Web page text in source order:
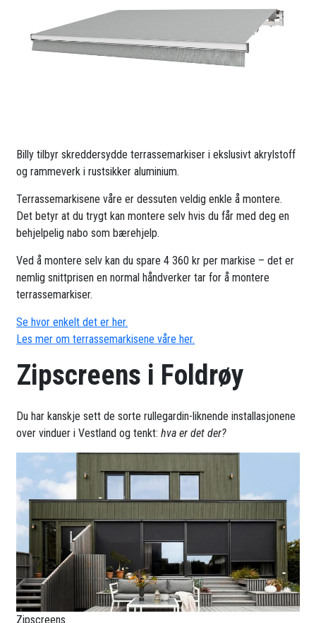
Billy tilbyr skreddersydde terrassemarkiser i ekslusivt akrylstoff
og rammeverk i rustsikker aluminium.
Terrassemarkisene våre er dessuten veldig enkle å montere.
Det betyr at du trygt kan montere selv hvis du får med deg en
behjelpelig nabo som bærehjelp.
Ved å montere selv kan du spare 4 360 kr per markise – det er
nemlig snittprisen en normal håndverker tar for å montere
terrassemarkiser.
Se hvor enkelt det er her.
Les mer om terrassemarkisene våre her.
Zipscreens i Foldrøy
Du har kanskje sett de sorte rullegardin-liknende installasjonene
over vinduer i Vestland og tenkt:hva er det der?
Zipscreens.